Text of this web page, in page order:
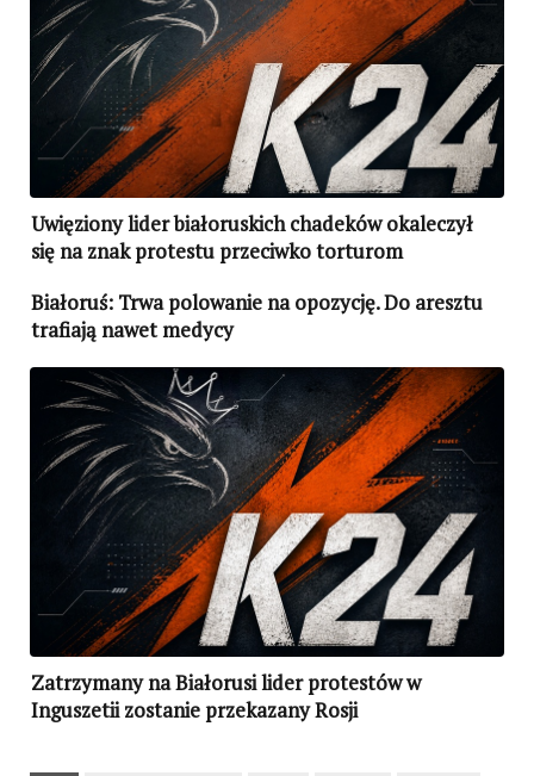
Uwięziony lider białoruskich chadeków okaleczył
się na znak protestu przeciwko torturom
Białoruś: Trwa polowanie na opozycję. Do aresztu
trafiają nawet medycy
Zatrzymany na Białorusi lider protestów w
Inguszetii zostanie przekazany Rosji